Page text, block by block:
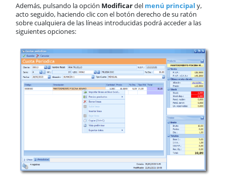
Además, pulsando la opción Modificardel menú principal y,
acto seguido, haciendo clic con el botón derecho de su ratón
sobre cualquiera de las líneas introducidas podrá acceder a las
siguientes opciones: